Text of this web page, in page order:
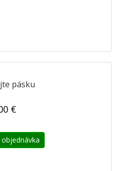
pásku
€
objednávka